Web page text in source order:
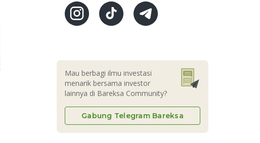
Mau berbagi ilmu investasi
menarik bersama investor
lainnya di Bareksa Community?
Gabung Telegram Bareksa